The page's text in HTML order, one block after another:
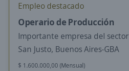
Empleo destacado
Operario de Producción
Importante empresa del sector
San Justo, Buenos Aires-GBA
$ 1.600.000,00 (Mensual)